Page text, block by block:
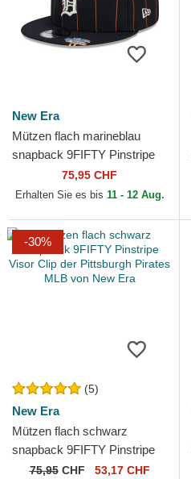
New Era
Mützen flach marineblau
snapback 9FIFTY Pinstripe
Visor Clip der Detroit Tigers
MLB von New Era
75,95 CHF
Erhalten Sie es bis 11 - 12 Aug.
-30%
(5)
New Era
Mützen flach schwarz
snapback 9FIFTY Pinstripe
Visor Clip der Pittsburgh
75,95CHF 53,17 CHF